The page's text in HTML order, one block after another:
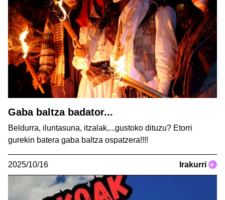
Gaba baltza badator...
Beldurra, iluntasuna, itzalak,...gustoko dituzu? Etorri
gurekin batera gaba baltza ospatzera!!!!
2025/10/16 Irakurri +